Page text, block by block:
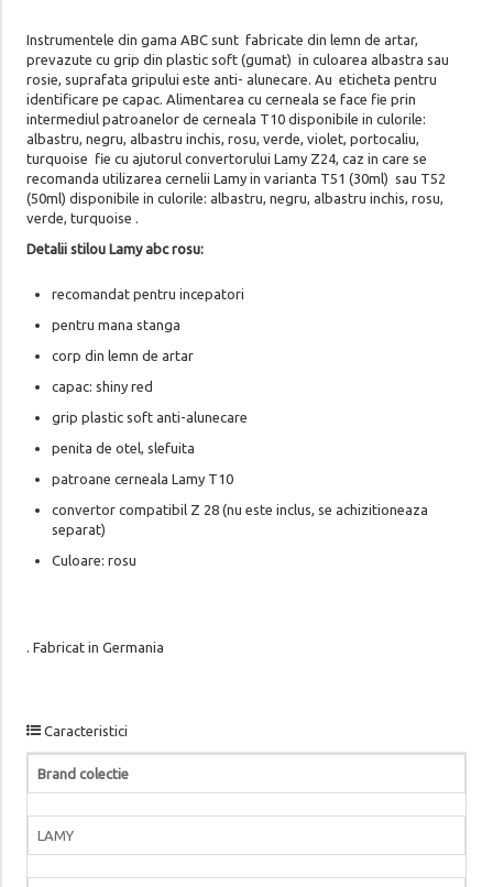
Instrumentele din gama ABC sunt fabricate din lemn de artar,
prevazute cu grip din plastic soft (gumat) in culoarea albastra sau
rosie, suprafata gripului este anti- alunecare. Au eticheta pentru
identificare pe capac. Alimentarea cu cerneala se face fie prin
intermediul patroanelor de cerneala T10 disponibile in culorile:
albastru, negru, albastru inchis, rosu, verde, violet, portocaliu,
turquoise fie cu ajutorul convertorului Lamy Z24, caz in care se
recomanda utilizarea cernelii Lamy in varianta T51 (30ml) sau T52
(50ml) disponibile in culorile: albastru, negru, albastru inchis, rosu,
verde, turquoise .
Detalii stilou Lamy abc rosu:
recomandat pentru incepatori
pentru mana stanga
corp din lemn de artar
capac: shiny red
grip plastic soft anti-alunecare
penita de otel, slefuita
patroane cerneala Lamy T10
convertor compatibil Z 28 (nu este inclus, se achizitioneaza
separat)
Culoare: rosu
. Fabricat in Germania
Caracteristici
Brand colectie
LAMY